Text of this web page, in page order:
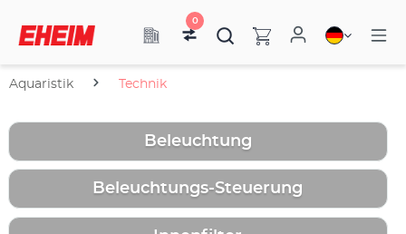
0
Aquaristik Technik
Beleuchtung
Beleuchtungs-Steuerung